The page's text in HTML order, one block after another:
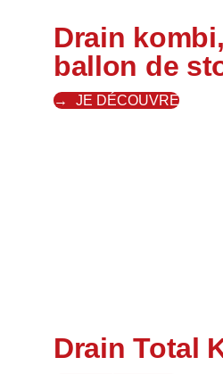
Drain kombi,
ballon de
JE DÉCOUVRE
Drain Total